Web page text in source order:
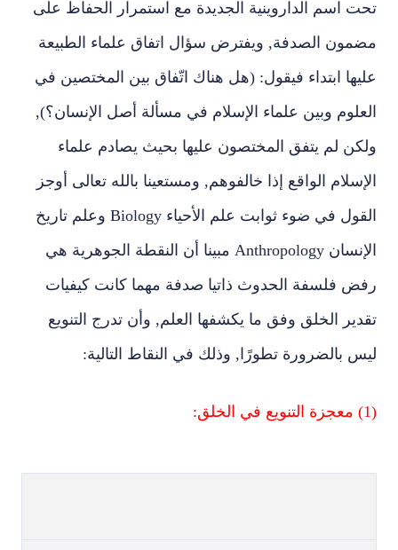
تحت اسم الداروينية الجديدة مع استمرار الحفاظ على
مضمون الصدفة, ويفترض سؤال اتفاق علماء الطبيعة
عليها ابتداء فيقول: (هل هناك اتّفاق بين المختصين في
العلوم وبين علماء الإسلام في مسألة أصل الإنسان؟),
ولكن لم يتفق المختصون عليها بحيث يصادم علماء
الإسلام الواقع إذا خالفوهم, ومستعينا بالله تعالى أوجز
القول في ضوء ثوابت علم الأحياء Biology وعلم تاريخ
الإنسان Anthropology مبينا أن النقطة الجوهرية هي
رفض فلسفة الحدوث ذاتيا صدفة مهما كانت كيفيات
تقدير الخلق وفق ما يكشفها العلم, وأن تدرج التنويع
ليس بالضرورة تطورًا, وذلك في النقاط التالية:
(1) معجزة التنويع في الخلق: